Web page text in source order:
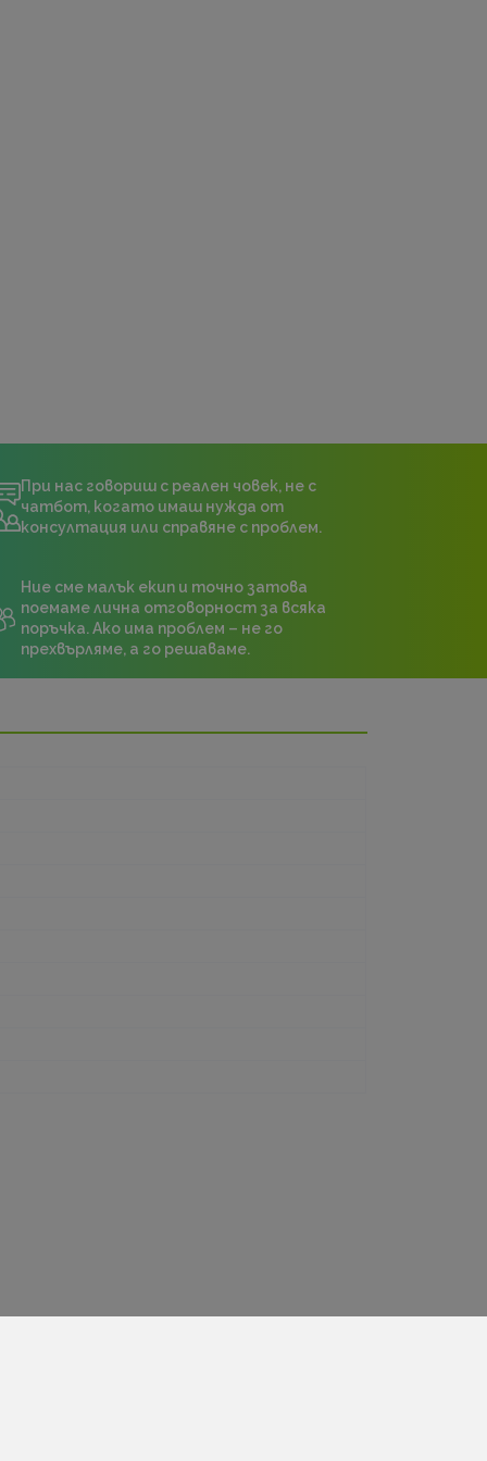
При нас говориш с реален човек, не с
чатбот, когато имаш нужда от
консултация или справяне с проблем.
Ние сме малък екип и точно затова
поемаме лична отговорност за всяка
поръчка. Ако има проблем – не го
прехвърляме, а го решаваме.